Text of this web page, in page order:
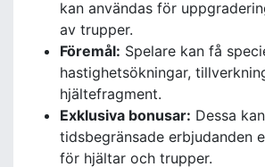
kan användas för
av trupper.
Föremål: Spelare kan få
hastighetsökningar,
hjältefragment.
Exklusiva bonusar: Dessa
tidsbegränsade erbjudanden
för hjältar och trupper.